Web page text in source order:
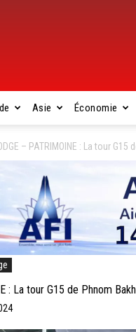
Asie Économie
– PATRIMOINE : La tour
: La tour G15 de Phnom